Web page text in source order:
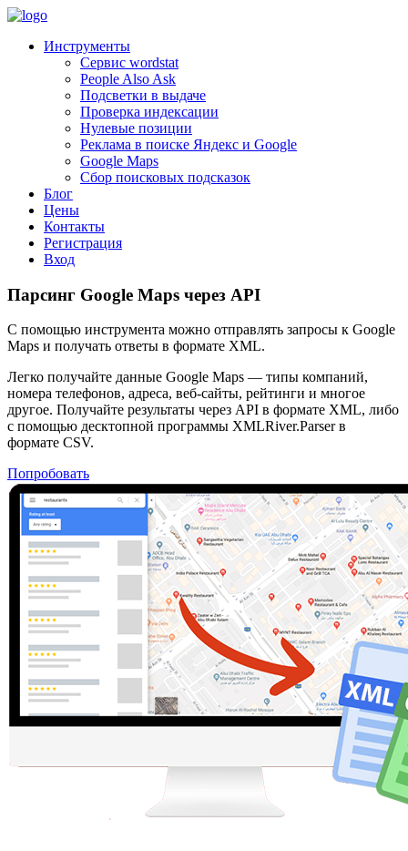
Инструменты
Сервис wordstat
People Also Ask
Подсветки в выдаче
Проверка индексации
Нулевые позиции
Реклама в поиске Яндекс и Google
Google Maps
Сбор поисковых подсказок
Блог
Цены
Контакты
Регистрация
Вход
Парсинг Google Maps через API
С помощью инструмента можно отправлять запросы к Google
Maps и получать ответы в формате XML.
Легко получайте данные Google Maps — типы компаний,
номера телефонов, адреса, веб-сайты, рейтинги и многое
другое. Получайте результаты через API в формате XML, либо
с помощью десктопной программы XMLRiver.Parser в
формате CSV.
Попробовать